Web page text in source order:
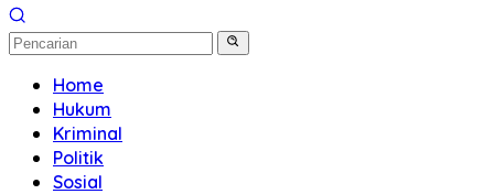
Home
Hukum
Kriminal
Politik
Sosial